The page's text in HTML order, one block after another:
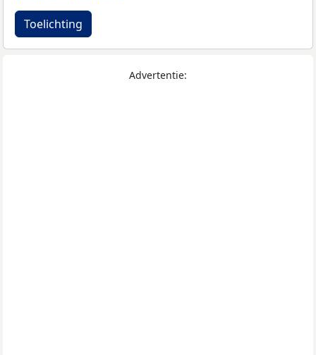
Toelichting
Advertentie: